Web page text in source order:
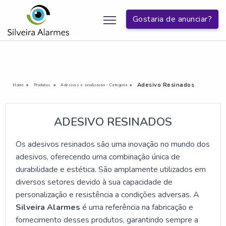
Gostaria de anunciar?
Home Produtos Adesivos e sinalizacao - Categoria Adesivo Resinados
ADESIVO RESINADOS
Os adesivos resinados são uma inovação no mundo dos
adesivos, oferecendo uma combinação única de
durabilidade e estética. São amplamente utilizados em
diversos setores devido à sua capacidade de
personalização e resistência a condições adversas. A
Silveira Alarmes é uma referência na fabricação e
fornecimento desses produtos, garantindo sempre a